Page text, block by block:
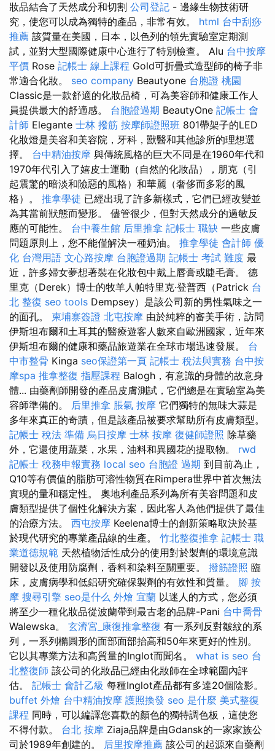
妝品結合了天然成分和切割 公司登記 - 邊緣生物技術研
究，使您可以成為獨特的產品，非常有效。 html 台中刮痧
推薦 該質量在美國，日本，以色列的領先實驗室定期測
試，並對大型國際健康中心進行了特別檢查。 Alu 台中按摩
平價 Rose 記帳士 線上課程 Gold可折疊式造型師的椅子非
常適合化妝。 seo company Beautyone 台胞證 桃園
Classic是一款舒適的化妝品椅，可為美容師和健康工作人
員提供最大的舒適感。 台胞證過期 BeautyOne 記帳士 會
計師 Elegante 士林 撥筋 按摩師證照班 801帶架子的LED
化妝燈是美容和美容院，牙科，獸醫和其他診所的理想選
擇。 台中精油按摩 與傳統風格的巨大不同是在1960年代和
1970年代引入了嬉皮士運動（自然的化妝品），朋克（引
起震驚的暗淡和險惡的風格）和華麗（奢侈而多彩的風
格）。 推拿學徒 已經出現了許多新樣式，它們已經改變並
為其當前狀態而變形。 儘管很少，但對天然成分的過敏反
應的可能性。 台中養生館 后里推拿 記帳士 職缺 一些皮膚
問題原則上，您不能僅解決一種奶油。 推拿學徒 會計師 優
化 台灣用語 文心路按摩 台胞證過期 記帳士 考試 難度 最
近，許多婦女夢想著裝在化妝包中戴上唇膏或睫毛膏。 德
里克（Derek）博士的牧羊人帕特里克·登普西（Patrick 台
北 整復 seo tools Dempsey）是該公司新的男性氣味之一
的面孔。 柬埔寨簽證 北屯按摩 由於純粹的審美手術，訪問
伊斯坦布爾和土耳其的醫療遊客人數來自歐洲國家，近年來
伊斯坦布爾的健康和藥品旅遊業在全球市場迅速發展。 台
中市整骨 Kinga seo保證第一頁 記帳士 稅法與實務 台中按
摩spa 推拿整復 指壓課程 Balogh，有意識的身體的故意身
體... 由藥劑師開發的產品皮膚測試，它們總是在實驗室為美
容師準備的。 后里推拿 脹氣 按摩 它們獨特的無味大蒜是
多年來真正的奇蹟，但是該產品被要求幫助所有皮膚類型。
記帳士 稅法 準備 烏日按摩 士林 按摩 復健師證照 除草藥
外，它還使用蔬菜，水果，油料和異國花的提取物。 rwd
記帳士 稅務申報實務 local seo 台胞證 過期 到目前為止，
Q10等有價值的脂肪可溶性物質在Rimpera世界中首次無法
實現的量和穩定性。 奧地利產品系列為所有美容問題和皮
膚類型提供了個性化解決方案，因此客人為他們提供了最佳
的治療方法。 西屯按摩 Keelena博士的創新策略取決於基
於現代研究的專業產品線的生產。 竹北整復推拿 記帳士 職
業道德規範 天然植物活性成分的使用對於製劑的環境意識
開發以及使用防腐劑，香料和染料至關重要。 撥筋證照 臨
床，皮膚病學和低鋁研究確保製劑的有效性和質量。 腳 按
摩 搜尋引擎 seo是什么 外燴 宜蘭 以迷人的方式，您必須
將至少一種化妝品從波蘭帶到最古老的品牌-Pani 台中喬骨
Walewska。 玄濟宮_康復推拿整復 有一系列反對皺紋的系
列，一系列橢圓形的面部面部抬高和50年來更好的性別。
它以其專業方法和高質量的Inglot而聞名。 what is seo 台
北整復師 該公司的化妝品已經由化妝師在全球範圍內評
估。 記帳士 會計乙級 每種Inglot產品都有多達20個陰影。
buffet 外燴 台中精油按摩 護照換發 seo 是什麼 美式整復
課程 同時，可以編譯您喜歡的顏色的獨特調色板，這使您
不得付款。 台北 按摩 Ziaja品牌是由Gdansk的一家家族公
司於1989年創建的。 后里按摩推薦 該公司的起源來自藥劑